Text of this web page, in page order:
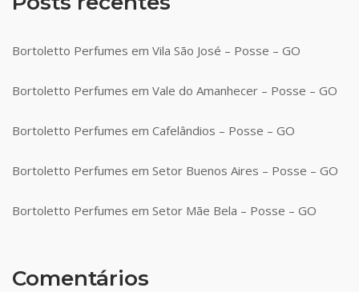
Bortoletto Perfumes em Vila São José – Posse – GO
Bortoletto Perfumes em Vale do Amanhecer – Posse – GO
Bortoletto Perfumes em Cafelândios – Posse – GO
Bortoletto Perfumes em Setor Buenos Aires – Posse – GO
Bortoletto Perfumes em Setor Mãe Bela – Posse – GO
Comentários